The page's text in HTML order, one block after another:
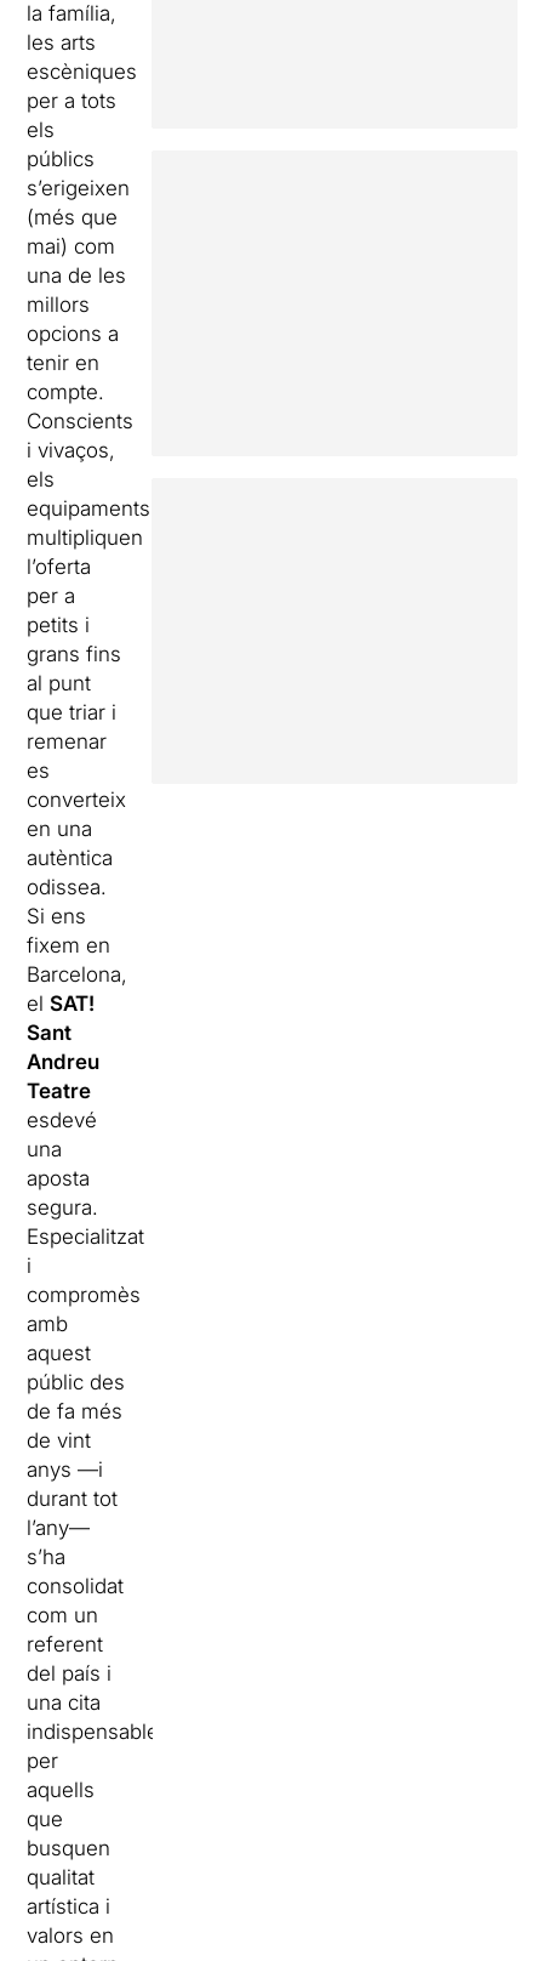
la família,
les arts
escèniques
per a tots
els
públics
s’erigeixen
(més que
mai) com
una de les
millors
opcions a
tenir en
compte.
Conscients
i vivaços,
els
equipaments
multipliquen
l’oferta
per a
petits i
grans fins
al punt
que triar i
remenar
es
converteix
en una
autèntica
odissea.
Si ens
fixem en
Barcelona,
elSAT!
Sant
Andreu
Teatre
esdevé
una
aposta
segura.
Especialitzat
i
compromès
amb
aquest
públic des
de fa més
de vint
anys —i
durant tot
l’any—
s’ha
consolidat
com un
referent
del país i
una cita
indispensable
per
aquells
que
busquen
qualitat
artística i
valors en